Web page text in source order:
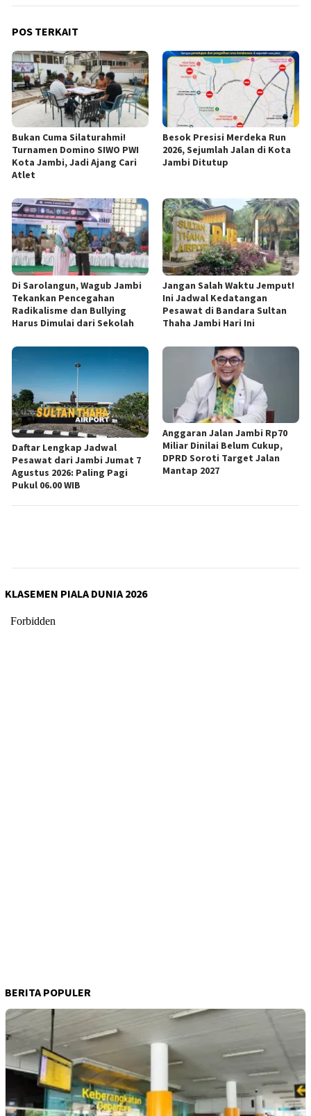
POS TERKAIT
Bukan Cuma Silaturahmi!
Turnamen Domino SIWO PWI
Kota Jambi, Jadi Ajang Cari
Atlet
Besok Presisi Merdeka Run
2026, Sejumlah Jalan di Kota
Jambi Ditutup
Di Sarolangun, Wagub Jambi
Tekankan Pencegahan
Radikalisme dan Bullying
Harus Dimulai dari Sekolah
Jangan Salah Waktu Jemput!
Ini Jadwal Kedatangan
Pesawat di Bandara Sultan
Thaha Jambi Hari Ini
Daftar Lengkap Jadwal
Pesawat dari Jambi Jumat 7
Agustus 2026: Paling Pagi
Pukul 06.00 WIB
Anggaran Jalan Jambi Rp70
Miliar Dinilai Belum Cukup,
DPRD Soroti Target Jalan
Mantap 2027
KLASEMEN PIALA DUNIA 2026
BERITA POPULER